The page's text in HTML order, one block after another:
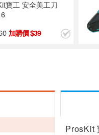
ProsKit 寶工 DK-2041 捲尺
市價$140 100
ProsKit